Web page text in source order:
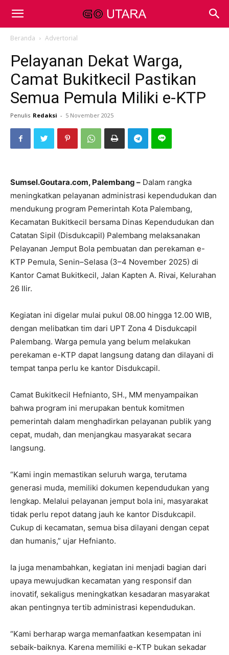
Beranda Advertorial
Pelayanan Dekat Warga,
Camat Bukitkecil Pastikan
Semua Pemula Miliki e-KTP
Penulis Redaksi - 5 November 2025
Sumsel.Goutara.com, Palembang – Dalam rangka
meningkatkan pelayanan administrasi kependudukan dan
mendukung program Pemerintah Kota Palembang,
Kecamatan Bukitkecil bersama Dinas Kependudukan dan
Catatan Sipil (Disdukcapil) Palembang melaksanakan
Pelayanan Jemput Bola pembuatan dan perekaman e-
KTP Pemula, Senin–Selasa (3–4 November 2025) di
Kantor Camat Bukitkecil, Jalan Kapten A. Rivai, Kelurahan
26 Ilir.
Kegiatan ini digelar mulai pukul 08.00 hingga 12.00 WIB,
dengan melibatkan tim dari UPT Zona 4 Disdukcapil
Palembang. Warga pemula yang belum melakukan
perekaman e-KTP dapat langsung datang dan dilayani di
tempat tanpa perlu ke kantor Disdukcapil.
Camat Bukitkecil Hefnianto, SH., MM menyampaikan
bahwa program ini merupakan bentuk komitmen
pemerintah dalam menghadirkan pelayanan publik yang
cepat, mudah, dan menjangkau masyarakat secara
langsung.
“Kami ingin memastikan seluruh warga, terutama
generasi muda, memiliki dokumen kependudukan yang
lengkap. Melalui pelayanan jemput bola ini, masyarakat
tidak perlu repot datang jauh ke kantor Disdukcapil.
Cukup di kecamatan, semua bisa dilayani dengan cepat
dan humanis,” ujar Hefnianto.
Ia juga menambahkan, kegiatan ini menjadi bagian dari
upaya mewujudkan kecamatan yang responsif dan
inovatif, sekaligus meningkatkan kesadaran masyarakat
akan pentingnya tertib administrasi kependudukan.
“Kami berharap warga memanfaatkan kesempatan ini
sebaik-baiknya. Karena memiliki e-KTP bukan sekadar